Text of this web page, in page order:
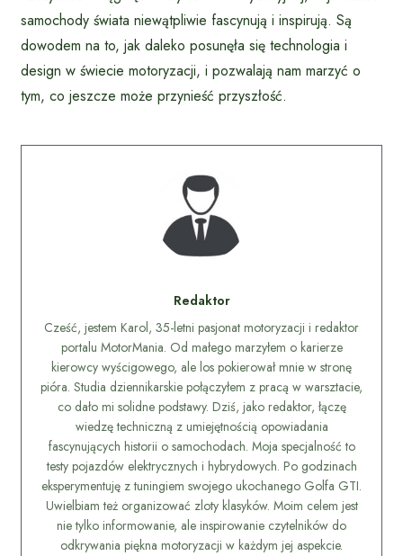
samochody świata niewątpliwie fascynują i inspirują. Są
dowodem na to, jak daleko posunęła się technologia i
design w świecie motoryzacji, i pozwalają nam marzyć o
tym, co jeszcze może przynieść przyszłość.
Redaktor
Cześć, jestem Karol, 35-letni pasjonat motoryzacji i redaktor
portalu MotorMania. Od małego marzyłem o karierze
kierowcy wyścigowego, ale los pokierował mnie w stronę
pióra. Studia dziennikarskie połączyłem z pracą w warsztacie,
co dało mi solidne podstawy. Dziś, jako redaktor, łączę
wiedzę techniczną z umiejętnością opowiadania
fascynujących historii o samochodach. Moja specjalność to
testy pojazdów elektrycznych i hybrydowych. Po godzinach
eksperymentuję z tuningiem swojego ukochanego Golfa GTI.
Uwielbiam też organizować zloty klasyków. Moim celem jest
nie tylko informowanie, ale inspirowanie czytelników do
odkrywania piękna motoryzacji w każdym jej aspekcie.